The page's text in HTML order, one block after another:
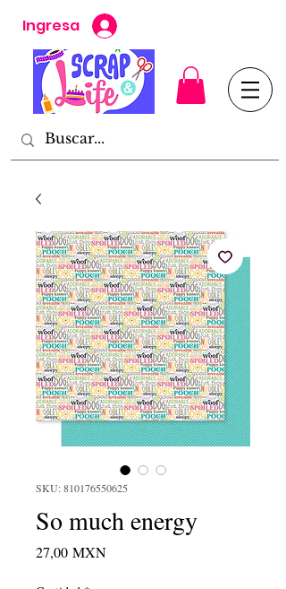
Ingresa
SKU: 810176550625
So much energy
27,00 MXNPrecio